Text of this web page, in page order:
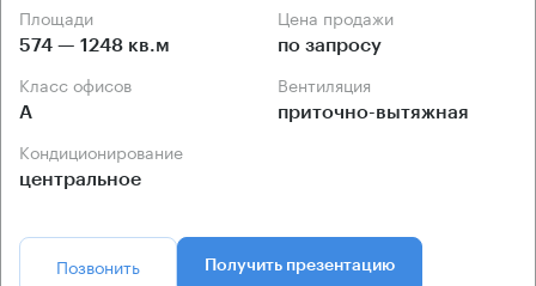
Площади
574 — 1248 кв.м
Цена продажи
по запросу
Класс офисов
А
Вентиляция
приточно-вытяжная
Кондиционирование
центральное
Позвонить Получить презентацию